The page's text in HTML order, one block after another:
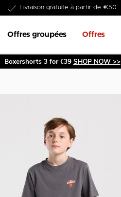
Dans les 1-3 jours livrable
Offres groupées Offres
Boxershorts 3 for €39 SHOP NOW >>